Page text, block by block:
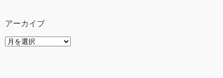
アーカイブ
ア